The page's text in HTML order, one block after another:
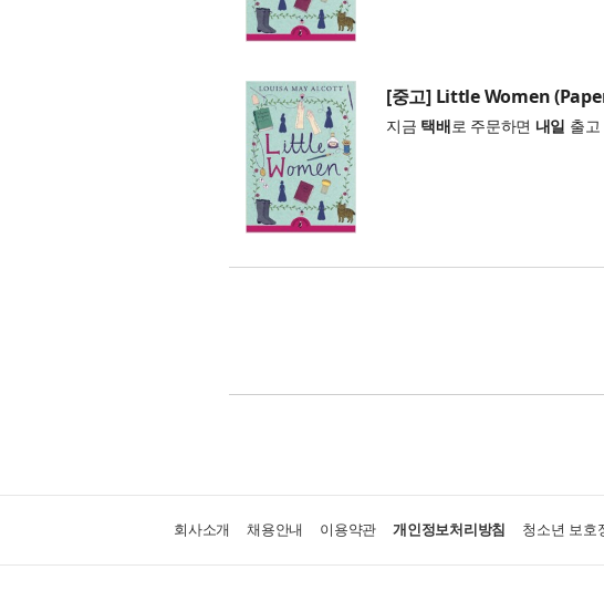
[중고] Little Women
지금 택배로 주문하면 내일 출
회사소개 채용안내 이용약관 개인정보처리방침 청소년 보호